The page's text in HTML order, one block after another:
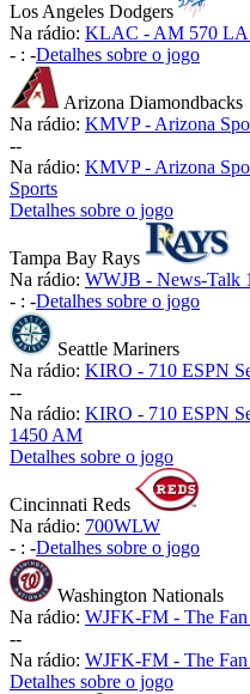
Los Angeles Dodgers
Na rádio: KLAC - AM 570 LA
- : -Detalhes sobre o jogo
Arizona Diamondbacks
Na rádio: KMVP - Arizona
--
Na rádio: KMVP - Arizona
Sports
Detalhes sobre o jogo
Tampa Bay Rays
Na rádio: WWJB - News-Talk
- : -Detalhes sobre o jogo
Seattle Mariners
Na rádio: KIRO - 710 ESPN
--
Na rádio: KIRO - 710 ESPN
1450 AM
Detalhes sobre o jogo
Cincinnati Reds
Na rádio: 700WLW
- : -Detalhes sobre o jogo
Washington Nationals
Na rádio: WJFK-FM - The
--
Na rádio: WJFK-FM - The
Detalhes sobre o jogo